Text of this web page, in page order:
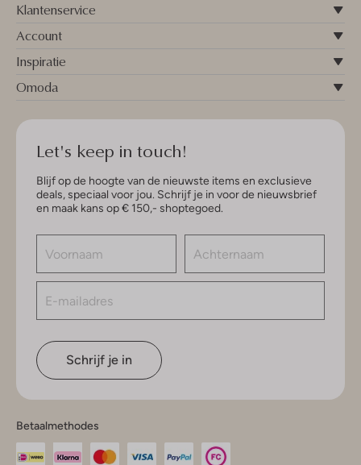
Klantenservice
Account
Inspiratie
Omoda
Let's keep in touch!
Blijf op de hoogte van de nieuwste items en exclusieve
deals, speciaal voor jou. Schrijf je in voor de nieuwsbrief
en maak kans op € 150,- shoptegoed.
Schrijf je in
Betaalmethodes